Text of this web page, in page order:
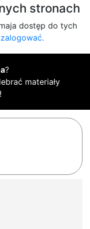
stronach
dostęp do tych
?
materiały